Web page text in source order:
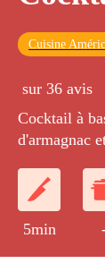
Cuisine
sur 36 avis
Cocktail à
d'armagnac
5min